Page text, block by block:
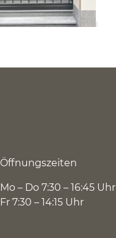
Öffnungszeiten
Mo – Do 7:30 – 16:45 Uhr
Fr 7:30 – 14:15 Uhr